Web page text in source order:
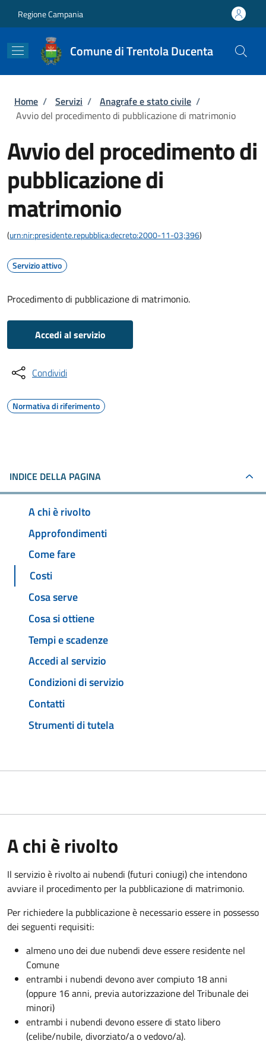
Regione Campania
Comune di Trentola Ducenta
Briciole di pane
Home / Servizi / Anagrafe e stato civile /
Avvio del procedimento di pubblicazione di matrimonio
Avvio del procedimento di
pubblicazione di
matrimonio
(urn:nir:presidente.repubblica:decreto:2000-11-03;396)
Servizio attivo
Procedimento di pubblicazione di matrimonio.
Accedi al servizio
Condividi
Normativa di riferimento
INDICE DELLA PAGINA
A chi è rivolto
Approfondimenti
Come fare
Costi
Cosa serve
Cosa si ottiene
Tempi e scadenze
Accedi al servizio
Condizioni di servizio
Contatti
Strumenti di tutela
A chi è rivolto
Il servizio è rivolto ai nubendi (futuri coniugi) che intendono
avviare il procedimento per la pubblicazione di matrimonio.
Per richiedere la pubblicazione è necessario essere in possesso
dei seguenti requisiti:
almeno uno dei due nubendi deve essere residente nel
Comune
entrambi i nubendi devono aver compiuto 18 anni
(oppure 16 anni, previa autorizzazione del Tribunale dei
minori)
entrambi i nubendi devono essere di stato libero
(celibe/nubile, divorziato/a o vedovo/a).